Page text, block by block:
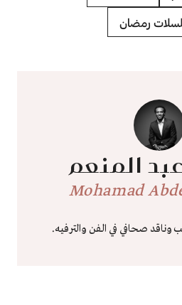
رمضان
المنعم
Mohamad
وناقد صحافي في الفن والترفيه.